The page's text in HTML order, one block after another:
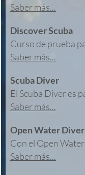
Saber más...
Discover Scuba
Curso de prueba
Saber más...
Scuba Diver
El Scuba Diver es
Saber más...
Open Water Diver
Con el Open
Saber más...